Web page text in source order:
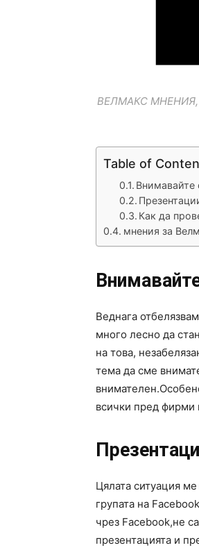
ВЕЛМАКС
Table of
Внимавайте
Как да
мнения за
Веднага
много лесно да
на това,
тема да сме
всички пред фирми
Цялата ситуация
групата на
чрез Facebook,не
презентацията и